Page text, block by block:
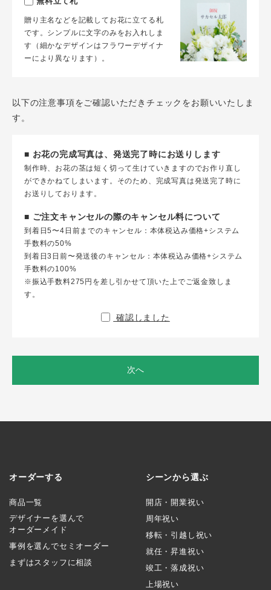
贈り主名などを記載してお花に立てる札
です。シンプルに文字のみをお入れしま
す（細かなデザインはフラワーデザイナ
ーにより異なります）。
以下の注意事項をご確認いただきチェックをお願いいたしま
す。
■ お花の完成写真は、発送完了時にお送りします
制作時、お花の茎は短く切って生けていきますのでお作り直し
ができかねてしまいます。そのため、完成写真は発送完了時に
お送りしております。
■ ご注文キャンセルの際のキャンセル料について
到着日5〜4日前までのキャンセル：本体税込み価格+システム
手数料の50%
到着日3日前〜発送後のキャンセル：本体税込み価格+システム
手数料の100%
※振込手数料275円を差し引かせて頂いた上でご返金致しま
す。
確認しました
次へ
オーダーする
商品一覧
デザイナーを選んで
オーダーメイド
事例を選んでセミオーダー
まずはスタッフに相談
シーンから選ぶ
開店・開業祝い
周年祝い
移転・引越し祝い
就任・昇進祝い
竣工・落成祝い
上場祝い